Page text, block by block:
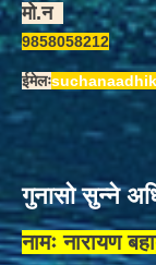
मो.न
9858058212
ईमेलः
गुनासो सुन्ने
नामः नारायण